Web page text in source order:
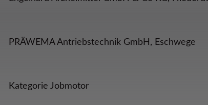
PRÄWEMA Antriebstechnik GmbH, Eschwege
Kategorie Jobmotor